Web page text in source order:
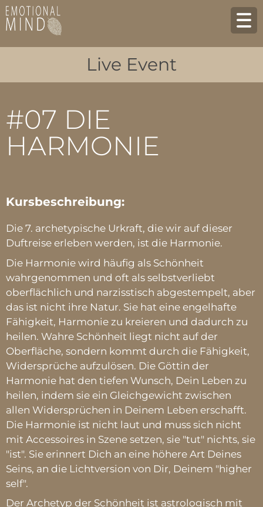
#07 DIE
HARMONIE
Live Event
Kursbeschreibung:
Die 7. archetypische Urkraft, die wir auf dieser
Duftreise erleben werden, ist die Harmonie.
Die Harmonie wird häufig als Schönheit
wahrgenommen und oft als selbstverliebt
oberflächlich und narzisstisch abgestempelt, aber
das ist nicht ihre Natur. Sie hat eine engelhafte
Fähigkeit, Harmonie zu kreieren und dadurch zu
heilen. Wahre Schönheit liegt nicht auf der
Oberfläche, sondern kommt durch die Fähigkeit,
Widersprüche aufzulösen. Die Göttin der
Harmonie hat den tiefen Wunsch, Dein Leben zu
heilen, indem sie ein Gleichgewicht zwischen
allen Widersprüchen in Deinem Leben erschafft.
Die Harmonie ist nicht laut und muss sich nicht
mit Accessoires in Szene setzen, sie "tut" nichts, sie
"ist". Sie erinnert Dich an eine höhere Art Deines
Seins, an die Lichtversion von Dir, Deinem "higher
self".
Der Archetyp der Schönheit ist astrologisch mit